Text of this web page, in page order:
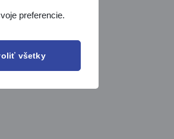
preferencie.
všetky